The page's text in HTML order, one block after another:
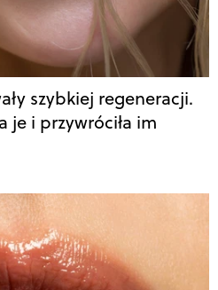
szybkiej regeneracji.
je i przywróciła im